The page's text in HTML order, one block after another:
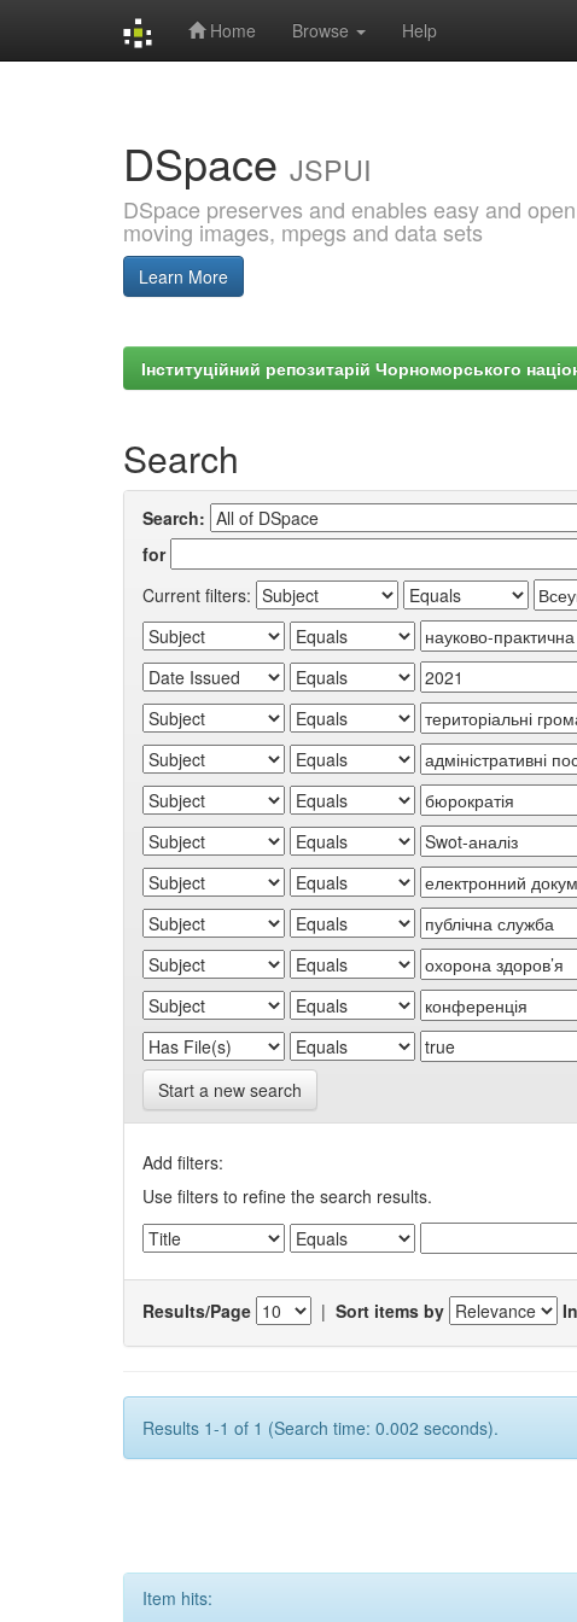
Home Browse Help
DSpace JSPUI
DSpace preserves and enables easy and
moving images, mpegs and data sets
Learn More
Інституційний репозитарій Чорноморського
Search
Search:
for
Current filters:
Start a new search
Add filters:
Use filters to refine the search results.
Results/Page | Sort items by
Results 1-1 of 1 (Search time: 0.002 seconds).
Item hits: